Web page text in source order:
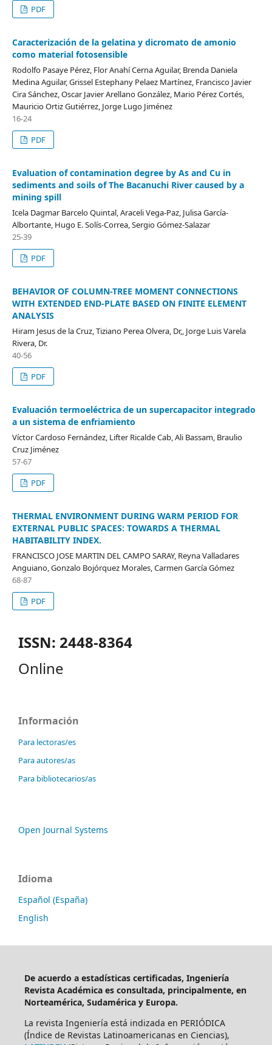
PDF
Caracterización de la gelatina y dicromato de amonio
como material fotosensible
Rodolfo Pasaye Pérez, Flor Anahí Cerna Aguilar, Brenda Daniela
Medina Aguilar, Grissel Estephany Pelaez Martínez, Francisco Javier
Cira Sánchez, Oscar Javier Arellano González, Mario Pérez Cortés,
Mauricio Ortiz Gutiérrez, Jorge Lugo Jiménez
16-24
PDF
Evaluation of contamination degree by As and Cu in
sediments and soils of The Bacanuchi River caused by a
mining spill
Icela Dagmar Barcelo Quintal, Araceli Vega-Paz, Julisa García-
Albortante, Hugo E. Solís-Correa, Sergio Gómez-Salazar
25-39
PDF
BEHAVIOR OF COLUMN-TREE MOMENT CONNECTIONS
WITH EXTENDED END-PLATE BASED ON FINITE ELEMENT
ANALYSIS
Hiram Jesus de la Cruz, Tiziano Perea Olvera, Dr,, Jorge Luis Varela
Rivera, Dr.
40-56
PDF
Evaluación termoeléctrica de un supercapacitor integrado
a un sistema de enfriamiento
Víctor Cardoso Fernández, Lifter Ricalde Cab, Ali Bassam, Braulio
Cruz Jiménez
57-67
PDF
THERMAL ENVIRONMENT DURING WARM PERIOD FOR
EXTERNAL PUBLIC SPACES: TOWARDS A THERMAL
HABITABILITY INDEX.
FRANCISCO JOSE MARTIN DEL CAMPO SARAY, Reyna Valladares
Anguiano, Gonzalo Bojórquez Morales, Carmen García Gómez
68-87
PDF
ISSN: 2448-8364
Online
Información
Para lectoras/es
Para autores/as
Para bibliotecarios/as
Open Journal Systems
Idioma
Español (España)
English
De acuerdo a estadísticas certificadas, Ingeniería
Revista Académica es consultada, principalmente, en
Norteamérica, Sudamérica y Europa.
La revista Ingeniería está indizada en PERIÓDICA
(Índice de Revistas Latinoamericanas en Ciencias),